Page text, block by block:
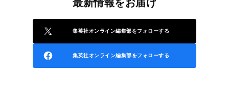
最新情報をお届け
集英社オンライン編集部をフォローする
集英社オンライン編集部をフォローする